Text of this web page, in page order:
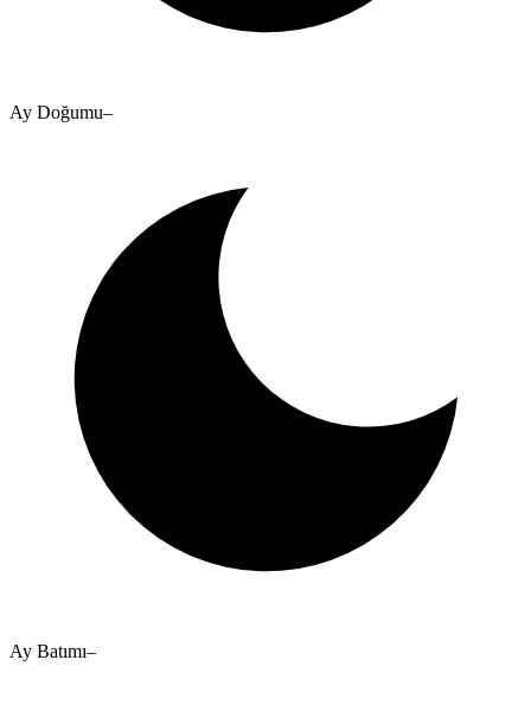
Ay Doğumu–
Ay Batımı–